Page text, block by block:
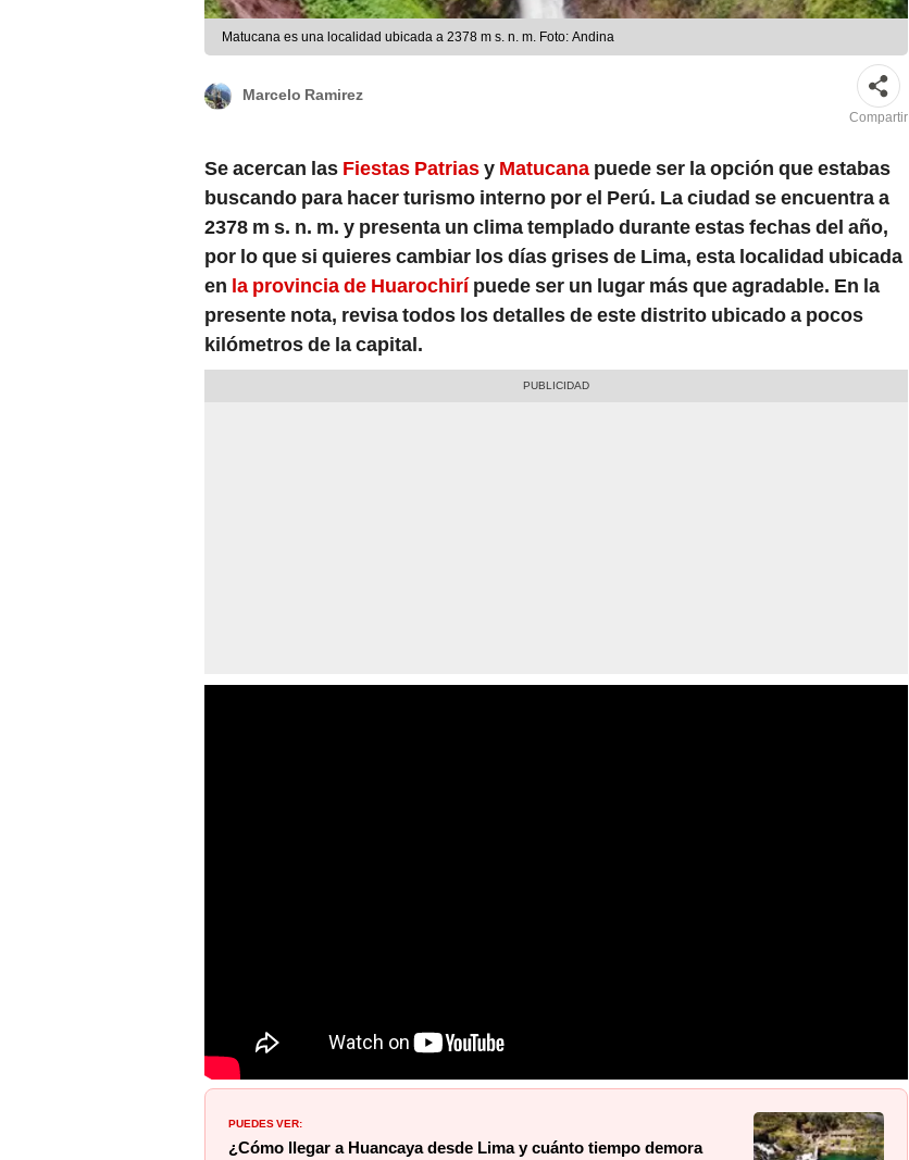
Matucana es una localidad ubicada a 2378 m s. n. m. Foto: Andina
Marcelo Ramirez
Compartir
Se acercan las Fiestas Patriasy Matucana puede ser la opción que estabas
buscando para hacer turismo interno por el Perú. La ciudad se encuentra a
2378 m s. n. m. y presenta un clima templado durante estas fechas del año,
por lo que si quieres cambiar los días grises de Lima, esta localidad ubicada
en la provincia de Huarochirípuede ser un lugar más que agradable. En la
presente nota, revisa todos los detalles de este distrito ubicado a pocos
kilómetros de la capital.
PUEDES VER:
¿Cómo llegar a Huancaya desde Lima y cuánto tiempo demora